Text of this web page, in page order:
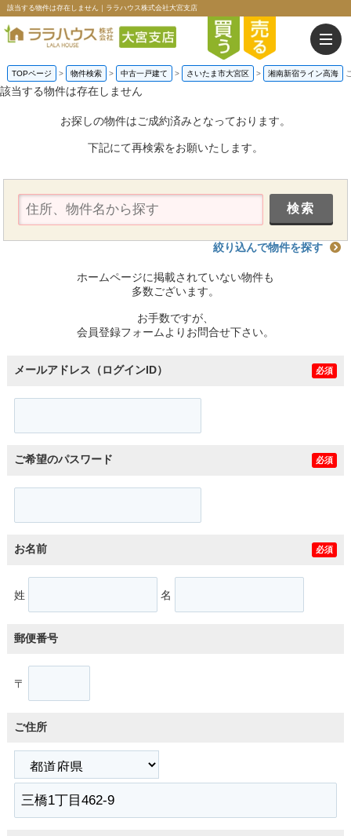
該当する物件は存在しません｜ララハウス株式会社大宮支店
TOPページ > 物件検索 > 中古一戸建て > さいたま市大宮区 > 湘南新宿ライン高海
該当する物件は存在しません
お探しの物件はご成約済みとなっております。
下記にて再検索をお願いたします。
絞り込んで物件を探す
ホームページに掲載されていない物件も
多数ございます。
お手数ですが、
会員登録フォームよりお問合せ下さい。
メールアドレス（ログインID） 必須
ご希望のパスワード 必須
お名前 必須
姓 名
郵便番号
〒
ご住所